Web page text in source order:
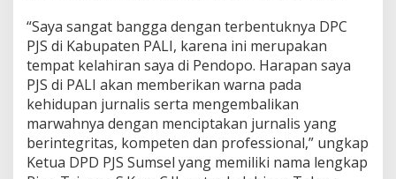
“Saya sangat bangga dengan terbentuknya DPC
PJS di Kabupaten PALI, karena ini merupakan
tempat kelahiran saya di Pendopo. Harapan saya
PJS di PALI akan memberikan warna pada
kehidupan jurnalis serta mengembalikan
marwahnya dengan menciptakan jurnalis yang
berintegritas, kompeten dan professional,” ungkap
Ketua DPD PJS Sumsel yang memiliki nama lengkap